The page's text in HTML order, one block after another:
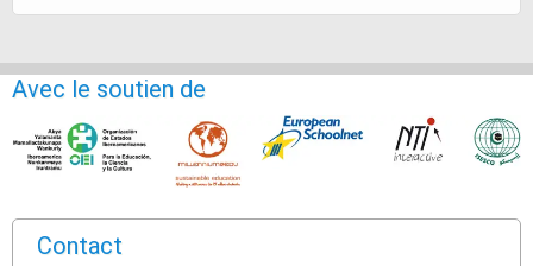
Avec le soutien de
Contact